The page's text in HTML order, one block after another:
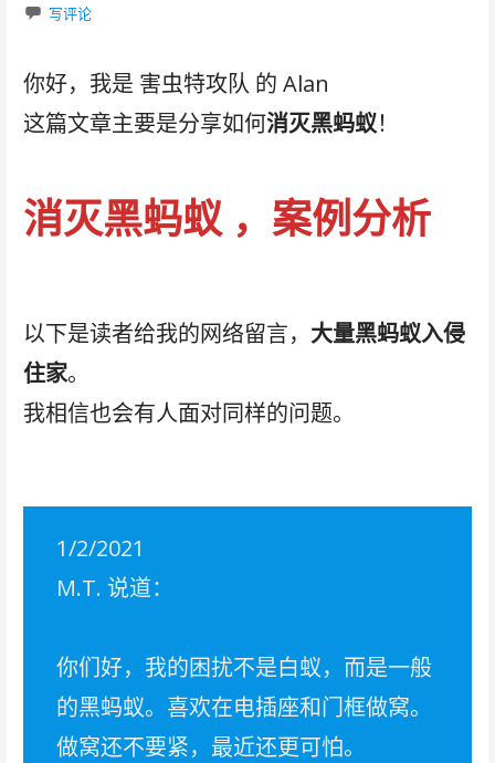
写评论
你好，我是 害虫特攻队 的 Alan
这篇文章主要是分享如何消灭黑蚂蚁！
消灭黑蚂蚁 ，案例分析
以下是读者给我的网络留言， 大量黑蚂蚁入侵
住家。
我相信也会有人面对同样的问题。
1/2/2021
M.T. 说道：
你们好，我的困扰不是白蚁，而是一般
的黑蚂蚁。喜欢在电插座和门框做窝。
做窝还不要紧，最近还更可怕。